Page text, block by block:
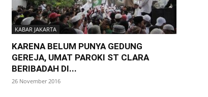
KABAR JAKARTA
KARENA BELUM PUNYA GEDUNG
GEREJA, UMAT PAROKI ST CLARA
BERIBADAH DI...
26 November 2016